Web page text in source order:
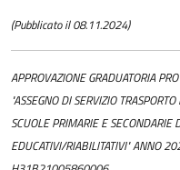
(Pubblicato il 08.11.2024)
APPROVAZIONE GRADUATORIA
"ASSEGNO DI SERVIZIO
SCUOLE PRIMARIE E SECONDARIE
EDUCATIVI/RIABILITATIVI" ANNO